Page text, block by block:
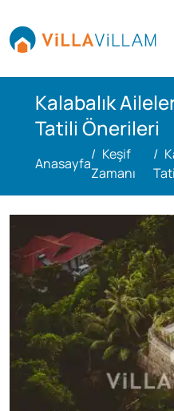
Kalabalık
Tatili Önerileri
Anasayfa
Keşif
Zamanı